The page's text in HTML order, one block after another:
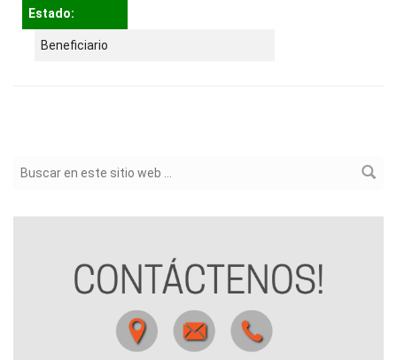
Estado:
Beneficiario
Formulario de búsqueda